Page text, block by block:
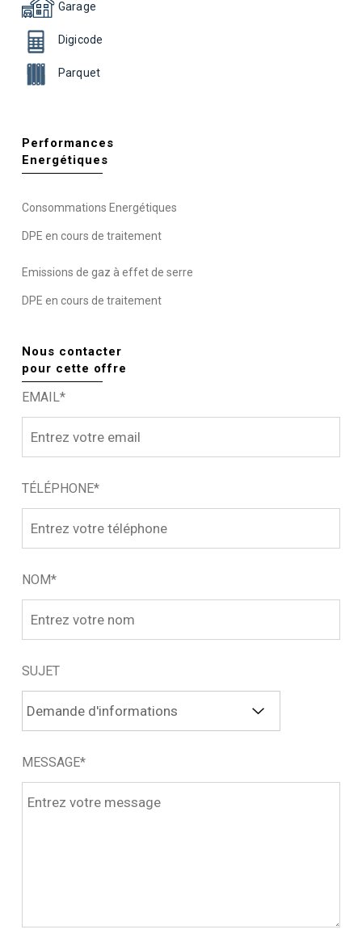
Garage
Digicode
Parquet
Performances
Energétiques
Consommations Energétiques
DPE en cours de traitement
Emissions de gaz à effet de serre
DPE en cours de traitement
Nous contacter
pour cette offre
EMAIL*
TÉLÉPHONE*
NOM*
SUJET
MESSAGE*